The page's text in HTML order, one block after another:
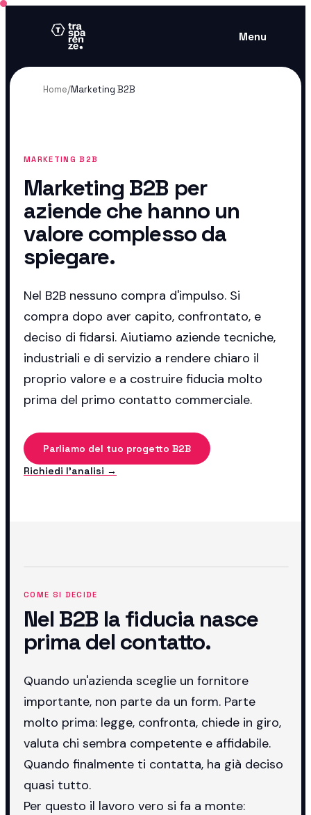
Menu
Home/Marketing B2B
MARKETING B2B
Marketing B2B per
aziende che hanno un
valore complesso da
spiegare.
Nel B2B nessuno compra d'impulso. Si
compra dopo aver capito, confrontato, e
deciso di fidarsi. Aiutiamo aziende tecniche,
industriali e di servizio a rendere chiaro il
proprio valore e a costruire fiducia molto
prima del primo contatto commerciale.
Parliamo del tuo progetto B2B
Richiedi l'analisi →
COME SI DECIDE
Nel B2B la fiducia nasce
prima del contatto.
Quando un'azienda sceglie un fornitore
importante, non parte da un form. Parte
molto prima: legge, confronta, chiede in giro,
valuta chi sembra competente e affidabile.
Quando finalmente ti contatta, ha già deciso
quasi tutto.
Per questo il lavoro vero si fa a monte: